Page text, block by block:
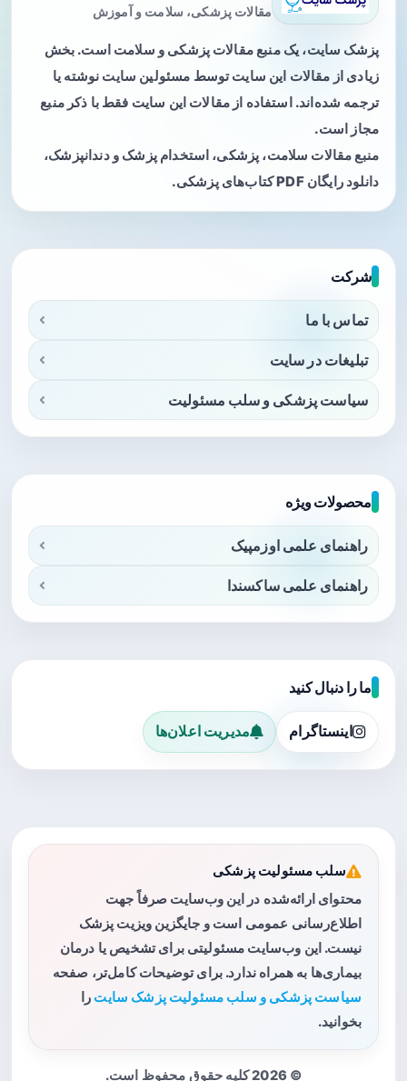
مقالات پزشکی، سلامت و آموزش
پزشک سایت، یک منبع مقالات پزشکی و سلامت است. بخش
زیادی از مقالات این سایت توسط مسئولین سایت نوشته یا
ترجمه شده‌اند. استفاده از مقالات این سایت فقط با ذکر منبع
مجاز است.
منبع مقالات سلامت، پزشکی، استخدام پزشک و دندانپزشک،
دانلود رایگان PDF کتاب‌های پزشکی.
شرکت
تماس با ما
تبلیغات در سایت
سیاست پزشکی و سلب مسئولیت
محصولات ویژه
راهنمای علمی اوزمپیک
راهنمای علمی ساکسندا
ما را دنبال کنید
اینستاگرام مدیریت اعلان‌ها
سلب مسئولیت پزشکی
محتوای ارائه‌شده در این وب‌سایت صرفاً جهت
اطلاع‌رسانی عمومی است و جایگزین ویزیت پزشک
نیست. این وب‌سایت مسئولیتی برای تشخیص یا درمان
بیماری‌ها به همراه ندارد. برای توضیحات کامل‌تر، صفحه
سیاست پزشکی و سلب مسئولیت پزشک سایت را
بخوانید.
© 2026 کلیه حقوق محفوظ است.